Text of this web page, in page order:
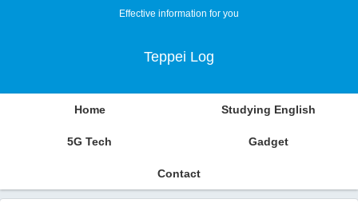
Effective information for you
Teppei Log
Home Studying English
5G Tech Gadget
Contact